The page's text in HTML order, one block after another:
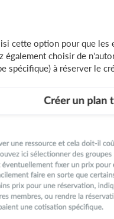
cette option pour que
également choisir de
spécifique) à réserver le